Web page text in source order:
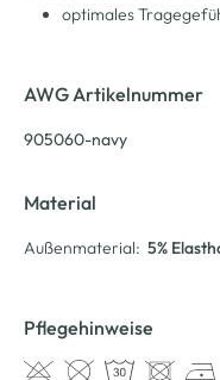
optimales
AWG Artikelnummer
905060-navy
Material
Außenmaterial: 5%
Pflegehinweise